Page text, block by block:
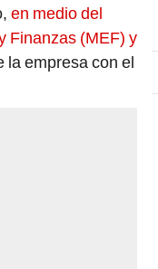
en medio del
Finanzas (MEF) y
la empresa con el